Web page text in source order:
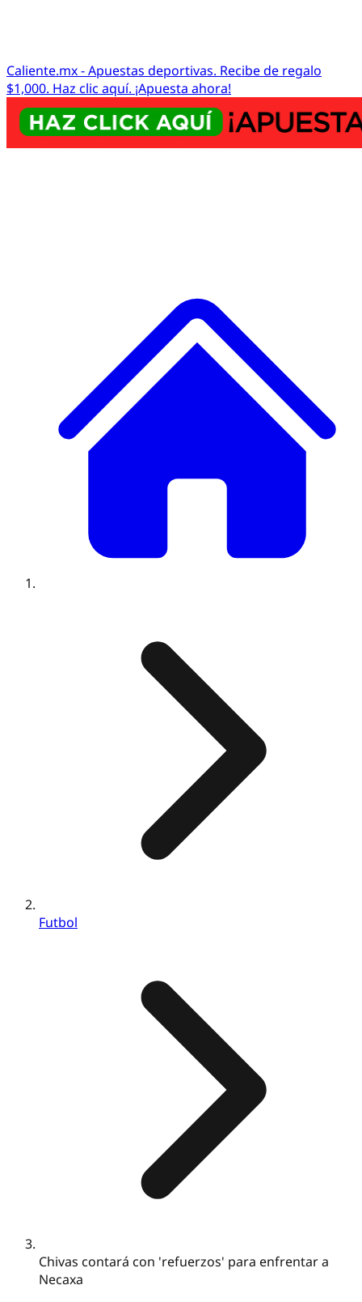
Caliente.mx - Apuestas deportivas. Recibe de regalo
$1,000. Haz clic aquí. ¡Apuesta ahora!
Futbol
Chivas contará con 'refuerzos' para enfrentar a
Necaxa